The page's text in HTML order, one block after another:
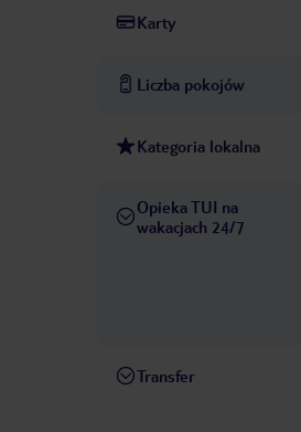
Karty
Liczba pokojów
Kategoria lokalna
Opieka TUI na
wakacjach 24/7
Transfer